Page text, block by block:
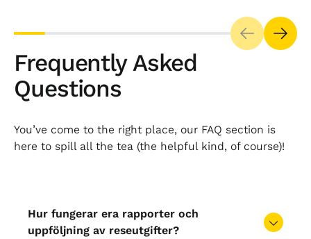
Hur fungerar era rapporter och
uppföljning av reseutgifter?
Frequently Asked
Questions
You’ve come to the right place, our FAQ section is
here to spill all the tea (the helpful kind, of course)!